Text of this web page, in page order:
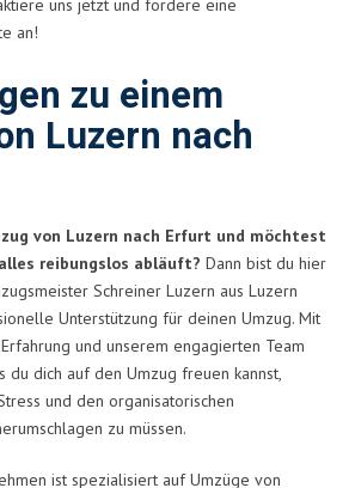
uns jetzt und fordere eine
an!
zu einem
Luzern nach
von Luzern nach Erfurt und möchtest
reibungslos abläuft? Dann bist du hier
Schreiner Luzern aus Luzern
Unterstützung für deinen Umzug. Mit
und unserem engagierten Team
du dich auf den Umzug freuen kannst,
und den organisatorischen
zu müssen.
ist spezialisiert auf Umzüge von